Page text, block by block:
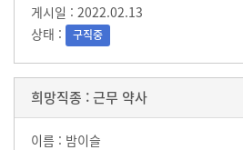
2022.02.13
구직중
근무 약사
밤이슬